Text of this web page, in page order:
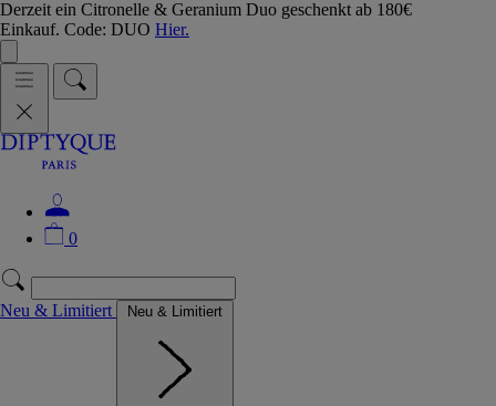
Derzeit ein Citronelle & Geranium Duo geschenkt ab 180€
Einkauf. Code: DUO Hier.
0
Neu & Limitiert Neu & Limitiert